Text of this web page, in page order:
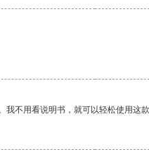
不用看说明书，就可以轻松使用这款